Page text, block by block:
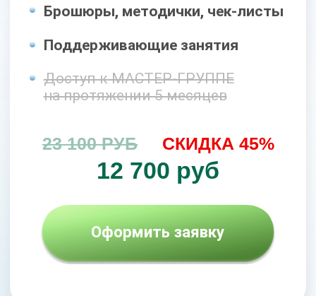
При оформлении заявки сегодня,
стоимостью51 000 рублей,
Бонусы